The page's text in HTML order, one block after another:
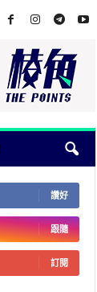
讚好
跟隨
訂閱